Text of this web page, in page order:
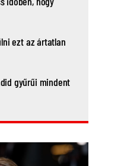
ezt az ártatlan
gyűrűi mindent